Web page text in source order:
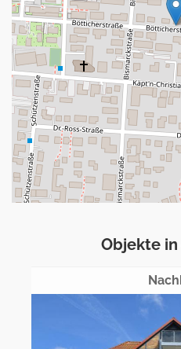
Objekte